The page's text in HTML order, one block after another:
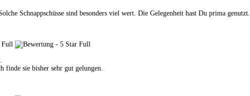
Schnappschüsse sind besonders viel wert. Die Gelegenheit hast Du prima genutzt.
sie bisher sehr gut gelungen.